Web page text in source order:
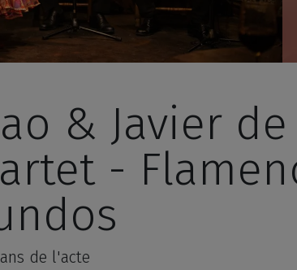
& Javier
-
de l'acte